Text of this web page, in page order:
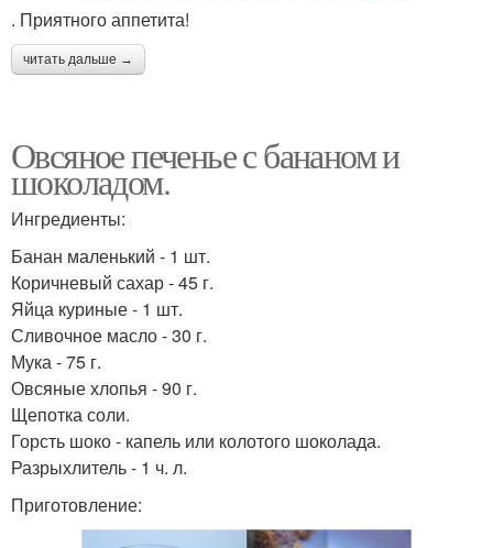
. Приятного аппетита!
читать дальше →
Овсяное печенье с бананом и
шоколадом.
Ингредиенты:
Банан маленький - 1 шт.
Коричневый сахар - 45 г.
Яйца куриные - 1 шт.
Сливочное масло - 30 г.
Мука - 75 г.
Овсяные хлопья - 90 г.
Щепотка соли.
Горсть шоко - капель или колотого шоколада.
Разрыхлитель - 1 ч. л.
Приготовление: